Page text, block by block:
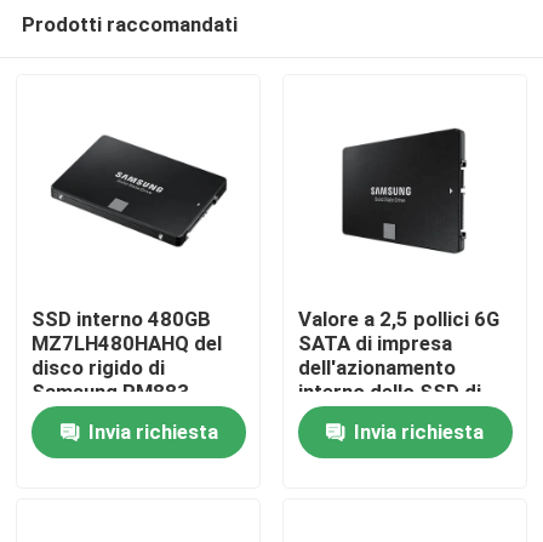
Casa.
Prodotti
Prodotti raccomandati
SSD interno 480GB
MZ7LH480HAHQ del
disco rigido di
Samsung PM883
Invia richiesta
Valore a 2,5 pollici 6G
SATA di impresa
dell'azionamento
interno dello SSD di
960GB Samsung
Invia richiesta